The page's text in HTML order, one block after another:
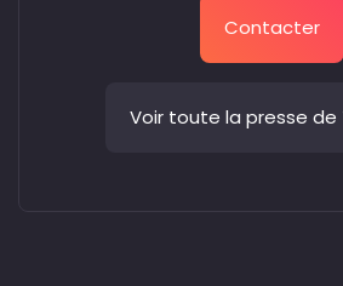
Contacter
Voir toute la presse de